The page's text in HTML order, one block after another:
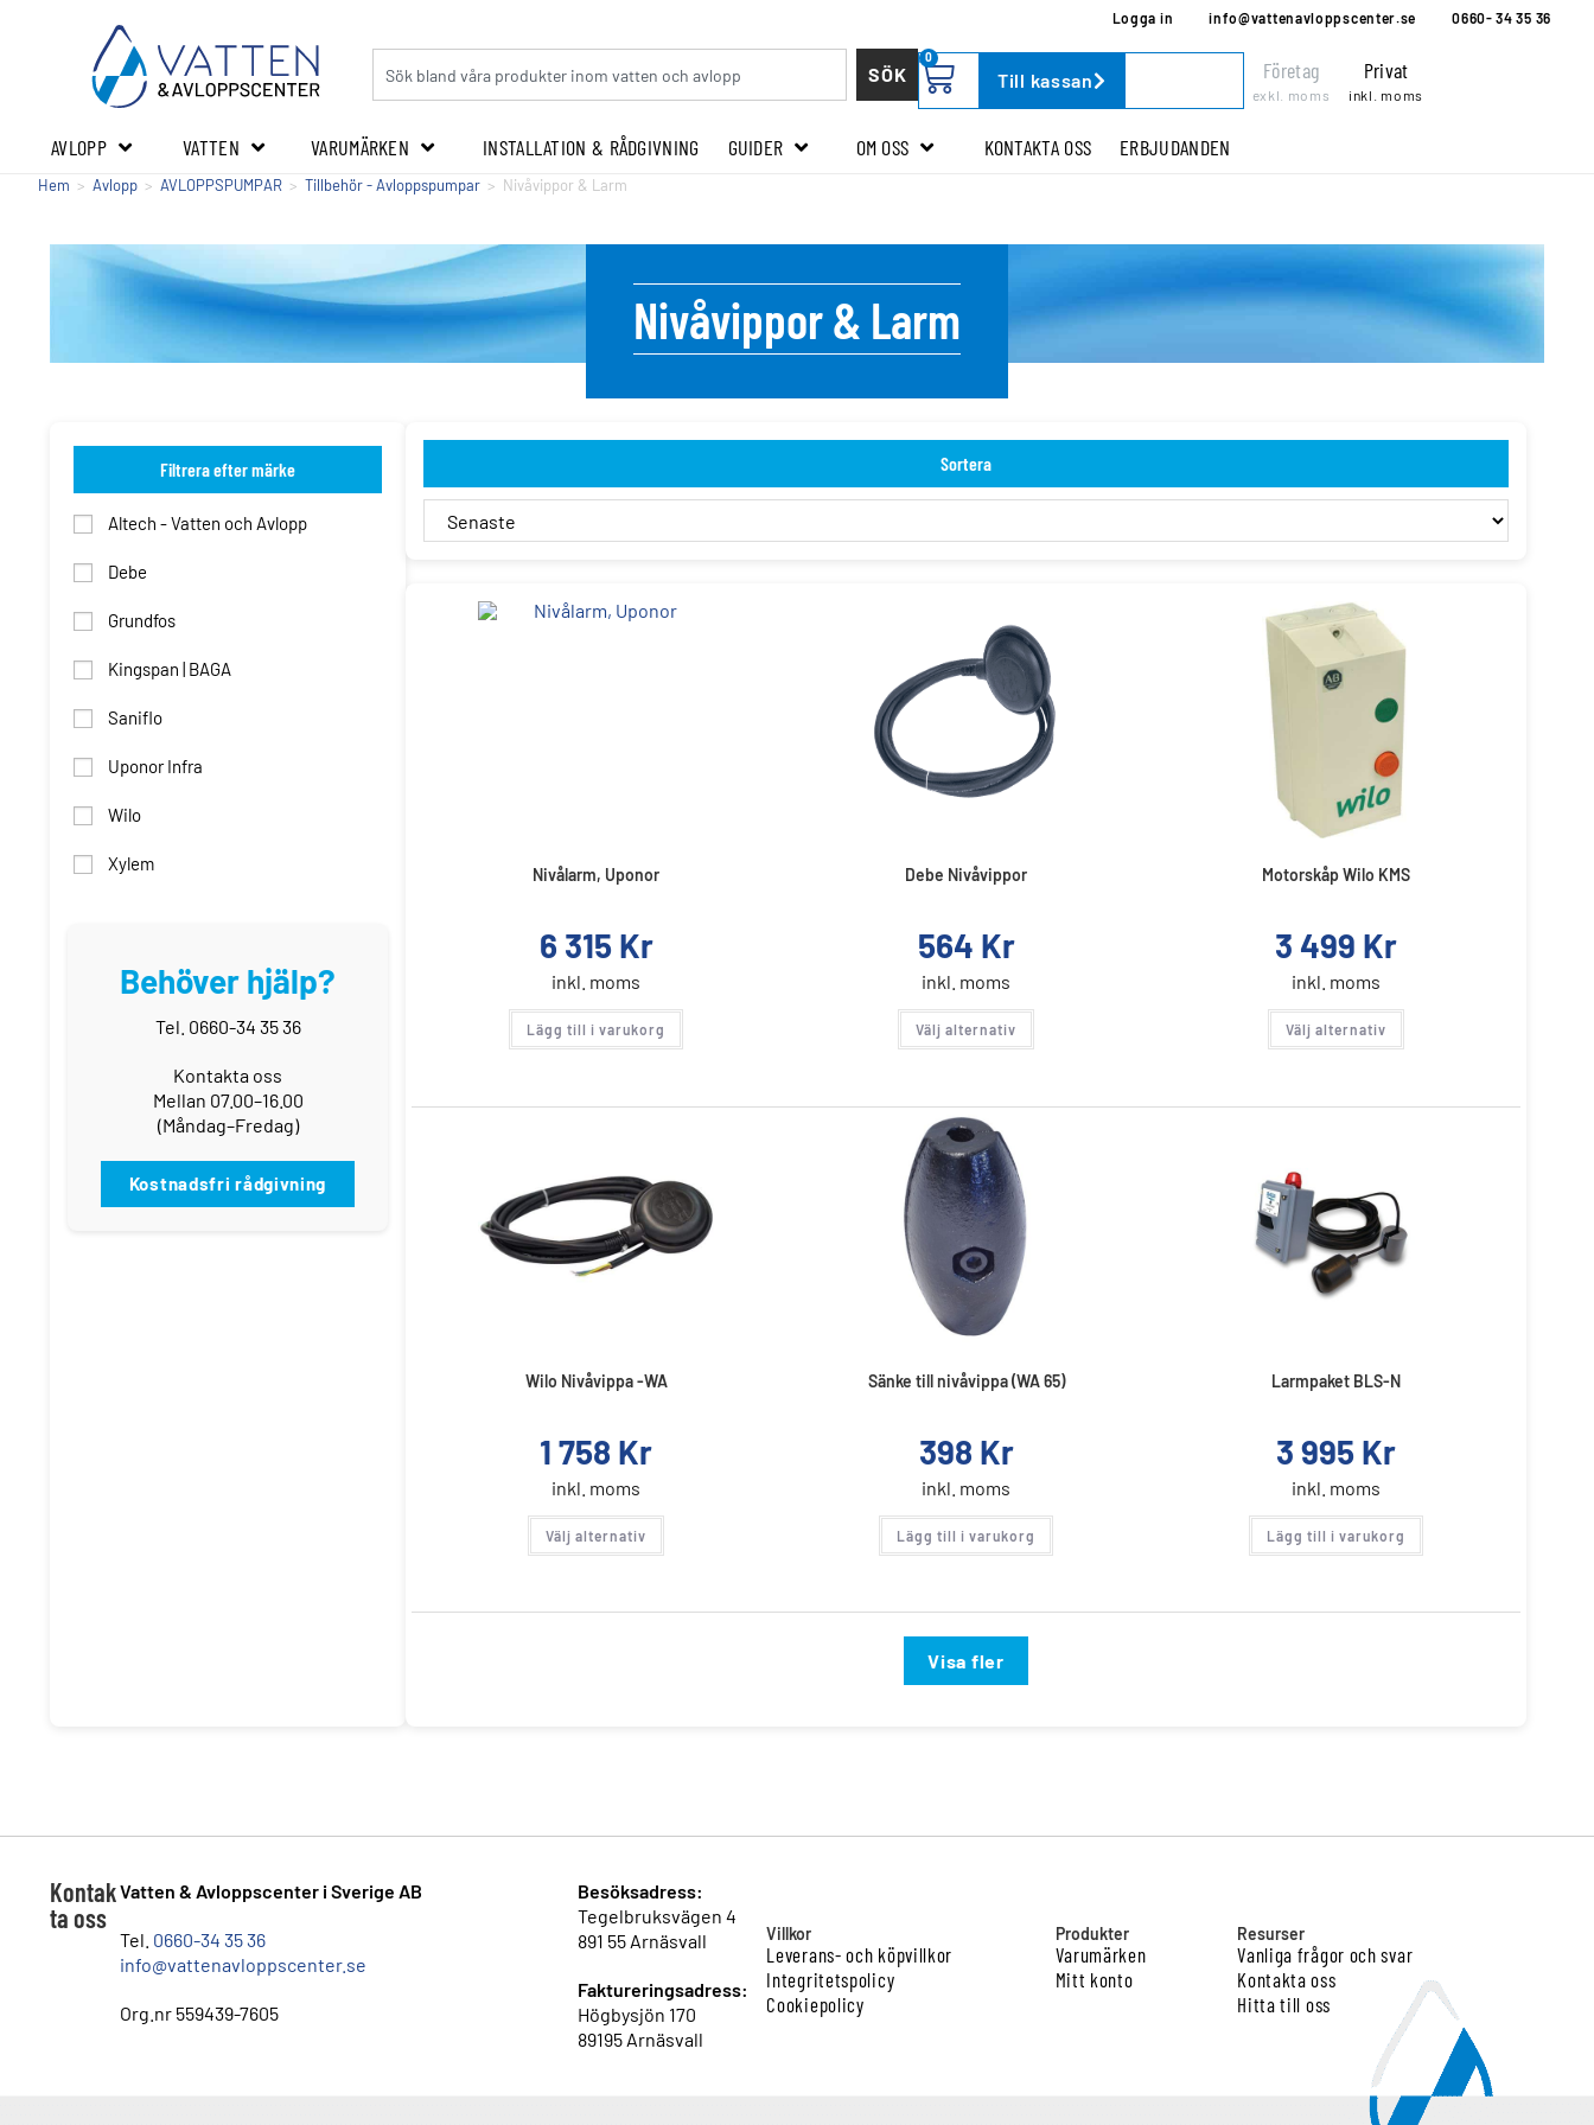
Logga in info@vattenavloppscenter.se 0660- 34 35 36
SÖK
0
Till kassan Företag
exkl. moms
Privat
inkl. moms
AVLOPP VATTEN VARUMÄRKEN INSTALLATION & RÅDGIVNING GUIDER OM OSS KONTAKTA OSS ERBJUDANDEN
Hem > Avlopp > AVLOPPSPUMPAR > Tillbehör - Avloppspumpar > Nivåvippor & Larm
Nivåvippor & Larm
Filtrera efter märke
Altech - Vatten och Avlopp
Debe
Grundfos
Kingspan | BAGA
Saniflo
Uponor Infra
Wilo
Xylem
Behöver hjälp?
Tel. 0660-34 35 36
Kontakta oss
Mellan 07.00–16.00
(Måndag–Fredag)
Kostnadsfri rådgivning
Sortera
Nivålarm, Uponor
6 315 Kr
inkl. moms
Lägg till i varukorg
Debe Nivåvippor
564 Kr
inkl. moms
Välj alternativ
Motorskåp Wilo KMS
3 499 Kr
inkl. moms
Välj alternativ
Wilo Nivåvippa -WA
1 758 Kr
inkl. moms
Välj alternativ
Sänke till nivåvippa (WA 65)
398 Kr
inkl. moms
Lägg till i varukorg
Larmpaket BLS-N
3 995 Kr
inkl. moms
Lägg till i varukorg
Visa fler
Kontak
ta oss
Vatten & Avloppscenter i Sverige AB
Tel. 0660-34 35 36
info@vattenavloppscenter.se
Org.nr 559439-7605
Besöksadress:
Tegelbruksvägen 4
891 55 Arnäsvall
Faktureringsadress:
Högbysjön 170
89195 Arnäsvall
Villkor
Leverans- och köpvillkor
Integritetspolicy
Cookiepolicy
Produkter
Varumärken
Mitt konto
Resurser
Vanliga frågor och svar
Kontakta oss
Hitta till oss